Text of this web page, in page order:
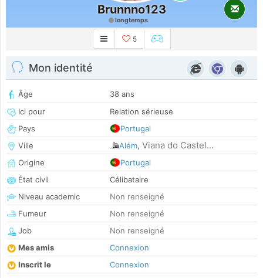
Brunnno123
longtemps
5
Mon identité
Âge
38 ans
Ici pour
Relation sérieuse
Pays
Portugal
Ville
Além, Viana do Castel...
Origine
Portugal
État civil
Célibataire
Niveau academic
Non renseigné
Fumeur
Non renseigné
Job
Non renseigné
Mes amis
Connexion
Inscrit le
Connexion